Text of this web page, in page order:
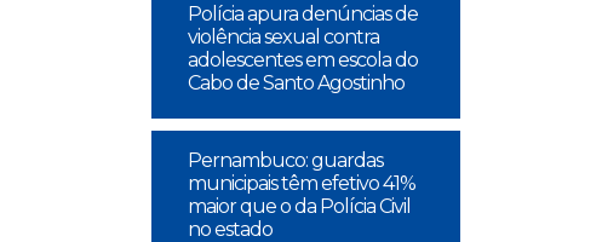
Polícia apura denúncias de
violência sexual contra
adolescentes em escola do
Cabo de Santo Agostinho
Pernambuco: guardas
municipais têm efetivo 41%
maior que o da Polícia Civil
no estado